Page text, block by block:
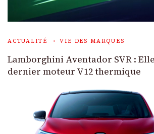
ACTUALITÉ VIE DES MARQUES
Lamborghini Aventador SVR :
dernier moteur V12 thermique